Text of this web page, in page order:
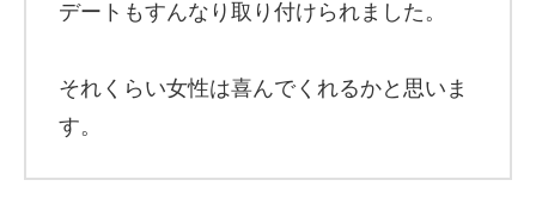
デートもすんなり取り付けられました。
それくらい女性は喜んでくれるかと思いま
す。